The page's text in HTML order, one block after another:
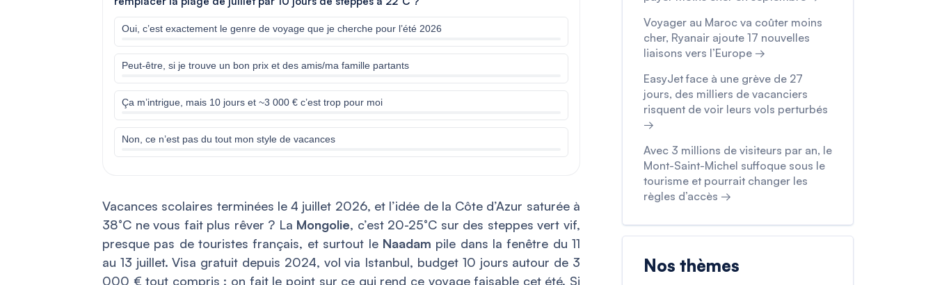
Oui, c’est exactement le genre de voyage que je cherche pour l’été 2026
Peut-être, si je trouve un bon prix et des amis/ma famille partants
Ça m’intrigue, mais 10 jours et ~3 000 € c’est trop pour moi
Non, ce n’est pas du tout mon style de vacances
Vacances scolaires terminées le 4 juillet 2026, et l’idée de la Côte d’Azur saturée à
38°C ne vous fait plus rêver ? La Mongolie, c’est 20-25°C sur des steppes vert vif,
presque pas de touristes français, et surtout le Naadam pile dans la fenêtre du 11
au 13 juillet. Visa gratuit depuis 2024, vol via Istanbul, budget 10 jours autour de 3
000 € tout compris : on fait le point sur ce qui rend ce voyage faisable cet été. Si
Voyager au Maroc va coûter moins
cher, Ryanair ajoute 17 nouvelles
liaisons vers l’Europe →
EasyJet face à une grève de 27
jours, des milliers de vacanciers
risquent de voir leurs vols perturbés
→
Avec 3 millions de visiteurs par an, le
Mont-Saint-Michel suffoque sous le
tourisme et pourrait changer les
règles d’accès →
Nos thèmes